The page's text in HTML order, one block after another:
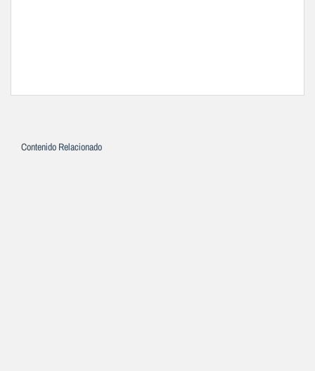
Contenido Relacionado